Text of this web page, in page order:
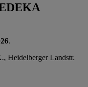
.
Heidelberger Landstr.